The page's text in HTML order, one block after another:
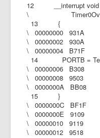
12 __interrupt void
\
13 {
\ 00000000
\ 00000002
\ 00000004
14 PORTB =
\ 00000006
\ 00000008
\ 0000000A
15 }
\ 0000000C
\ 0000000E
\ 00000010
\ 00000012